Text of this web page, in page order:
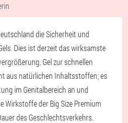
die Sicherheit und
Dies ist derzeit das wirksamste
Gel zur schnellen
aus natürlichen Inhaltsstoffen; es
im Genitalbereich an und
Wirkstoffe der Big Size Premium
des Geschlechtsverkehrs.